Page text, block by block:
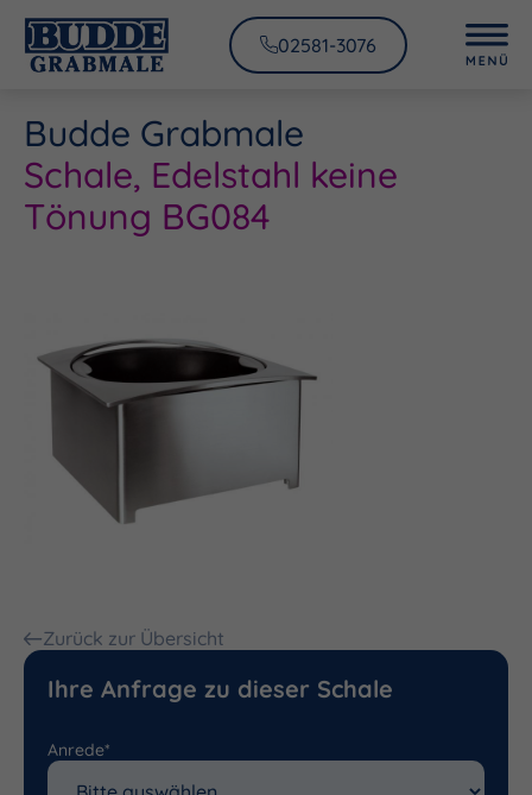
02581-3076
Budde Grabmale
Schale, Edelstahl keine
Tönung BG084
Zurück zur Übersicht
Ihre Anfrage zu dieser Schale
Anrede*